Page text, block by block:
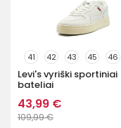
41 42 43 45 46
Levi's vyriški sportiniai
bateliai
43,99 €
109,99 €